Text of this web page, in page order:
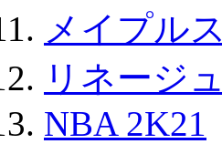
メイプル
リネージ
NBA 2K21